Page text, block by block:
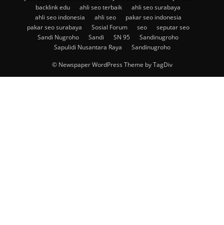
backlink edu
ahli seo terbaik
ahli seo surabaya
ahli seo indonesia
ahli seo
pakar seo indonesia
pakar seo surabaya
Sosial Forum seo
seputar seo
Sandi Nugroho
Sandi SN 95
Sandinugroho
Sapulidi Nusantara Raya
Sandinugroho
© Newspaper WordPress Theme by TagDiv